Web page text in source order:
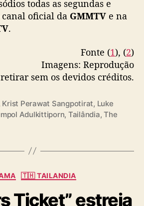
P
e
a
t
u
k
s
i
a
todas as segundas e
oficial da GMMTV e na
.
Fonte (1), (2)
Imagens: Reprodução
sem os devidos créditos.
Krist Perawat Sangpotirat, Luke
Adulkittiporn, Tailândia,The
C
t
🇹🇭 TAILANDIA
Ticket” estreia